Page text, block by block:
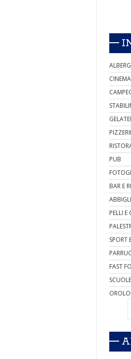
CINEMA
PUB
BAR E
PELLI E
SPORT
FAST